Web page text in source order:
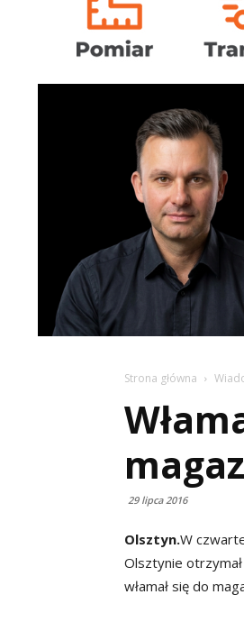
Strona główna
29 lipca 2016
Olsztyn.W
Olsztynie
włamał się do